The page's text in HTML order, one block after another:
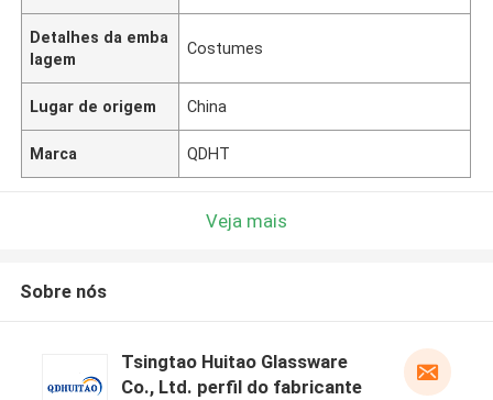
Detalhes da emba
lagem
Costumes
Lugar de origem China
Marca QDHT
Veja mais
Sobre nós
Tsingtao Huitao Glassware
Co., Ltd. perfil do fabricante